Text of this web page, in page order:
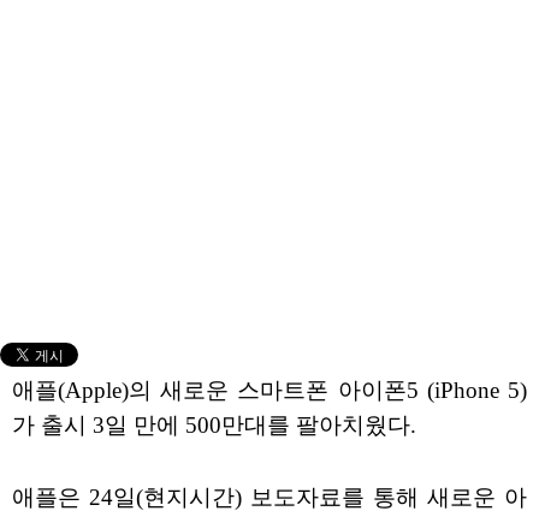
애플(Apple)의 새로운 스마트폰 아이폰5 (iPhone 5)
가 출시 3일 만에 500만대를 팔아치웠다.
애플은 24일(현지시간) 보도자료를 통해 새로운 아